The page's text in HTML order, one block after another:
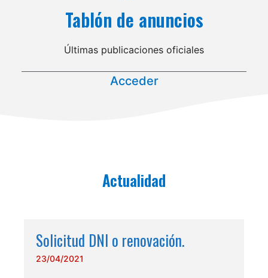
Tablón de anuncios
Últimas publicaciones oficiales
Acceder
Actualidad
Solicitud DNI o renovación.
23/04/2021